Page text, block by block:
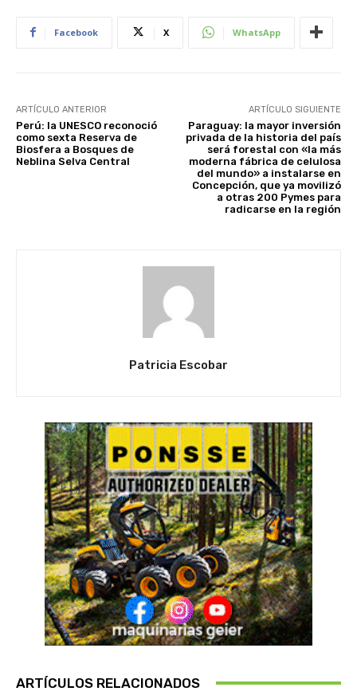
Facebook X WhatsApp
ARTÍCULO ANTERIOR
Perú: la UNESCO reconoció
como sexta Reserva de
Biosfera a Bosques de
Neblina Selva Central
ARTÍCULO SIGUIENTE
Paraguay: la mayor inversión
privada de la historia del país
será forestal con «la más
moderna fábrica de celulosa
del mundo» a instalarse en
Concepción, que ya movilizó
a otras 200 Pymes para
radicarse en la región
Patricia Escobar
ARTÍCULOS RELACIONADOS